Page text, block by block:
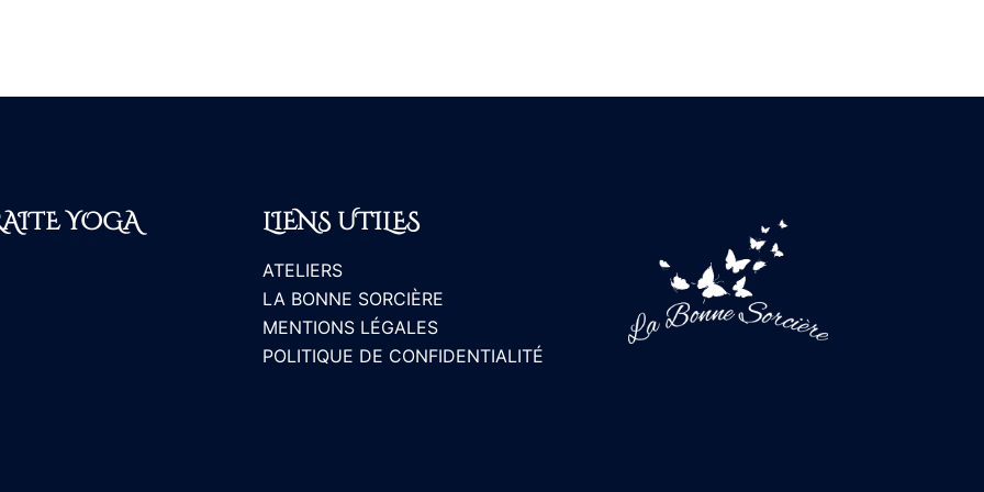
YOGA LIENS UTILES
ATELIERS
LA BONNE SORCIÈRE
MENTIONS LÉGALES
POLITIQUE DE CONFIDENTIALITÉ